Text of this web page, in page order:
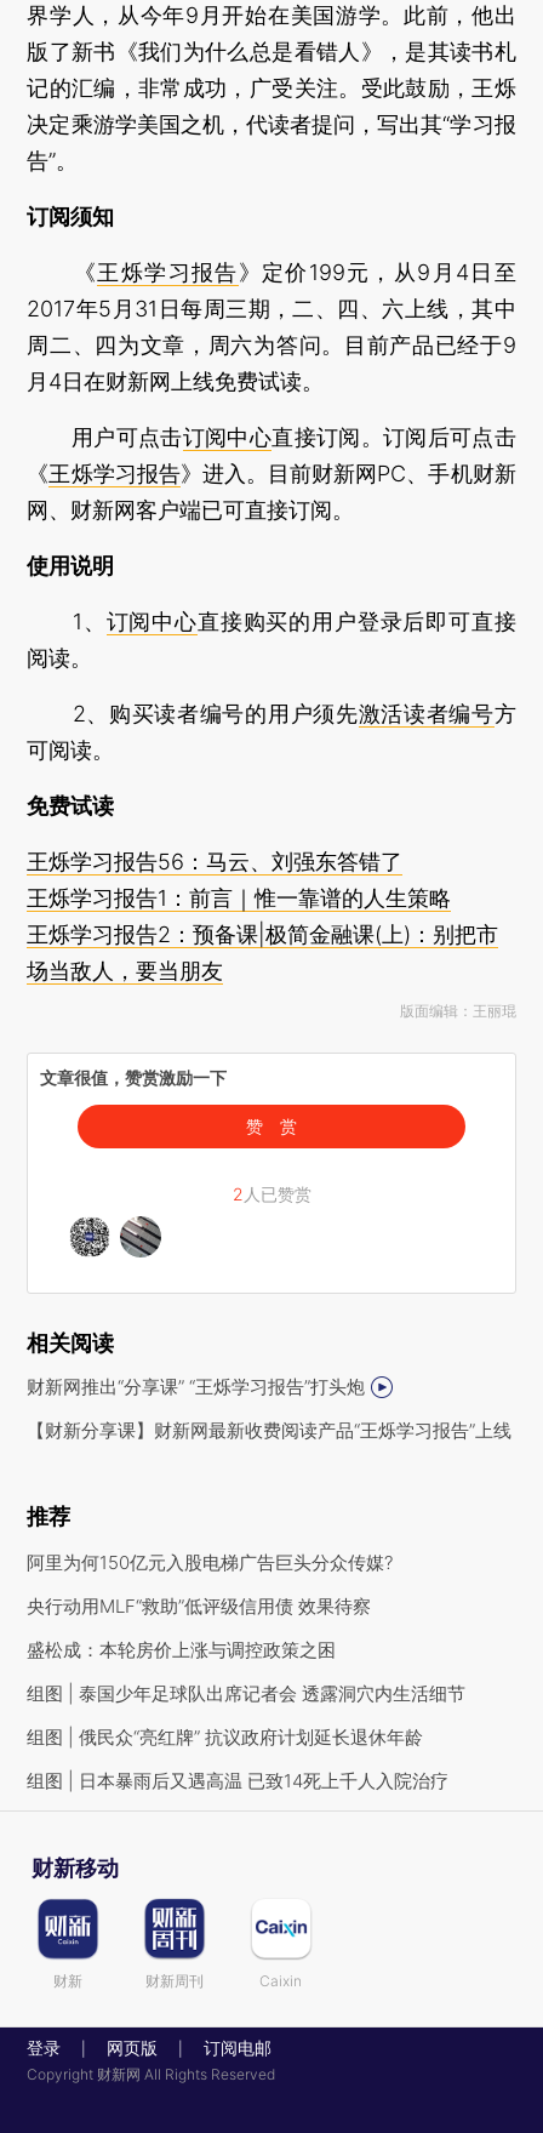
界学人，从今年9月开始在美国游学。此前，他出
版了新书《我们为什么总是看错人》，是其读书札
记的汇编，非常成功，广受关注。受此鼓励，王烁
决定乘游学美国之机，代读者提问，写出其“学习报
告”。
订阅须知
《王烁学习报告》定价199元，从9月4日至
2017年5月31日每周三期，二、四、六上线，其中
周二、四为文章，周六为答问。目前产品已经于9
月4日在财新网上线免费试读。
用户可点击订阅中心直接订阅。订阅后可点击
《王烁学习报告》进入。目前财新网PC、手机财新
网、财新网客户端已可直接订阅。
使用说明
1、 订阅中心直接购买的用户登录后即可直接
阅读。
2、购买读者编号的用户须先激活读者编号方
可阅读。
免费试读
王烁学习报告56：马云、刘强东答错了
王烁学习报告1：前言｜惟一靠谱的人生策略
王烁学习报告2：预备课|极简金融课(上)：别把市
场当敌人，要当朋友
版面编辑：王丽琨
文章很值，赞赏激励一下
赞 赏
2 人已赞赏
相关阅读
财新网推出“分享课” “王烁学习报告”打头炮
【财新分享课】财新网最新收费阅读产品“王烁学习报告”上线
推荐
阿里为何150亿元入股电梯广告巨头分众传媒?
央行动用MLF“救助”低评级信用债 效果待察
盛松成：本轮房价上涨与调控政策之困
组图 | 泰国少年足球队出席记者会 透露洞穴内生活细节
组图 | 俄民众“亮红牌” 抗议政府计划延长退休年龄
组图 | 日本暴雨后又遇高温 已致14死上千人入院治疗
财新移动
财新 财新周刊 Caixin
登录 网页版 订阅电邮
Copyright 财新网 All Rights Reserved